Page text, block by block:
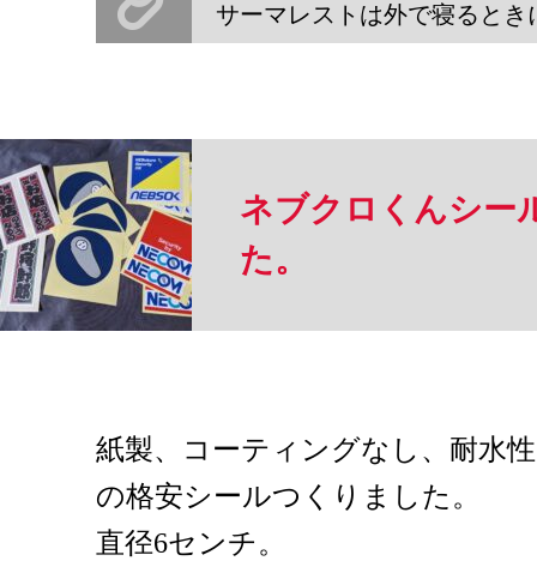
サーマレストは外で寝るときに下に敷くやつのブランドです。一番
ネブクロくんシー
た。
紙製、コーティングなし、耐水
の格安シールつくりました。
直径6センチ。